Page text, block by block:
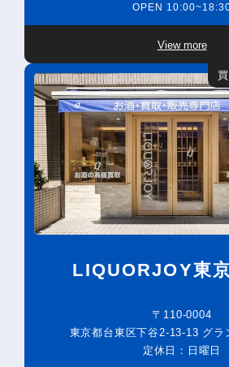
OPEN
View more
LIQUORJOY東
〒110-0004
東京都台東区下谷2-13-13 グラ
定休日：日曜日